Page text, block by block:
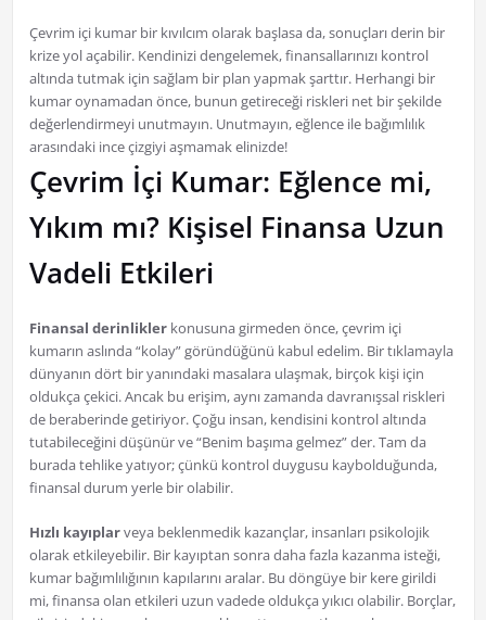
Çevrim içi kumar bir kıvılcım olarak başlasa da, sonuçları derin bir
krize yol açabilir. Kendinizi dengelemek, finansallarınızı kontrol
altında tutmak için sağlam bir plan yapmak şarttır. Herhangi bir
kumar oynamadan önce, bunun getireceği riskleri net bir şekilde
değerlendirmeyi unutmayın. Unutmayın, eğlence ile bağımlılık
arasındaki ince çizgiyi aşmamak elinizde!
Çevrim İçi Kumar: Eğlence mi,
Yıkım mı? Kişisel Finansa Uzun
Vadeli Etkileri
Finansal derinliklerkonusuna girmeden önce, çevrim içi
kumarın aslında “kolay” göründüğünü kabul edelim. Bir tıklamayla
dünyanın dört bir yanındaki masalara ulaşmak, birçok kişi için
oldukça çekici. Ancak bu erişim, aynı zamanda davranışsal riskleri
de beraberinde getiriyor. Çoğu insan, kendisini kontrol altında
tutabileceğini düşünür ve “Benim başıma gelmez” der. Tam da
burada tehlike yatıyor; çünkü kontrol duygusu kaybolduğunda,
finansal durum yerle bir olabilir.
Hızlı kayıplarveya beklenmedik kazançlar, insanları psikolojik
olarak etkileyebilir. Bir kayıptan sonra daha fazla kazanma isteği,
kumar bağımlılığının kapılarını aralar. Bu döngüye bir kere girildi
mi, finansa olan etkileri uzun vadede oldukça yıkıcı olabilir. Borçlar,